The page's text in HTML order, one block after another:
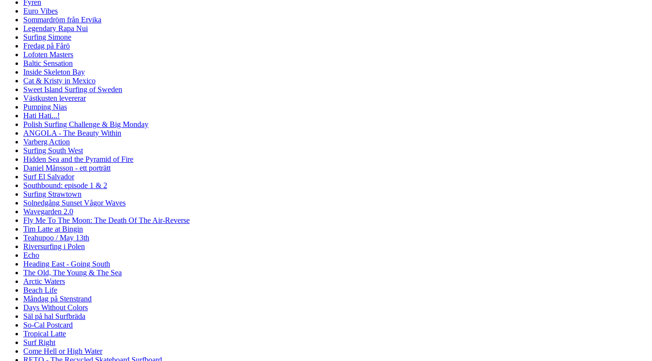
Fyren
Euro Vibes
Sommardröm från Ervika
Legendary Rapa Nui
Surfing Simone
Fredag på Fårö
Lofoten Masters
Baltic Sensation
Inside Skeleton Bay
Cat & Kristy in Mexico
Sweet Island Surfing of Sweden
Västkusten levererar
Pumping Nias
Hati Hati...!
Polish Surfing Challenge & Big Monday
ANGOLA - The Beauty Within
Varberg Action
Surfing South West
Hidden Sea and the Pyramid of Fire
Daniel Månsson - ett porträtt
Surf El Salvador
Southbound: episode 1 & 2
Surfing Strawtown
Solnedgång Sunset Vågor Waves
Wavegarden 2.0
Fly Me To The Moon: The Death Of The Air-Reverse
Tim Latte at Bingin
Teahupoo / May 13th
Riversurfing i Polen
Echo
Heading East - Going South
The Old, The Young & The Sea
Arctic Waters
Beach Life
Måndag på Stenstrand
Days Without Colors
Säl på hal Surfbräda
So-Cal Postcard
Tropical Latte
Surf Right
Come Hell or High Water